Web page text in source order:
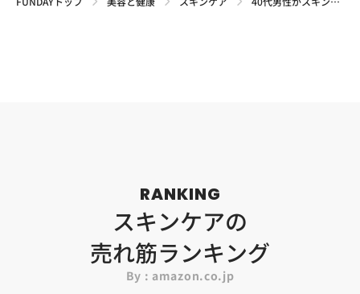
RANKING
スキンケアの
売れ筋ランキング
By : amazon.co.jp